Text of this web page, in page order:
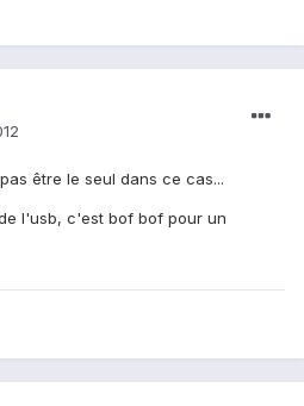
être le seul dans ce cas...
l'usb, c'est bof bof pour un